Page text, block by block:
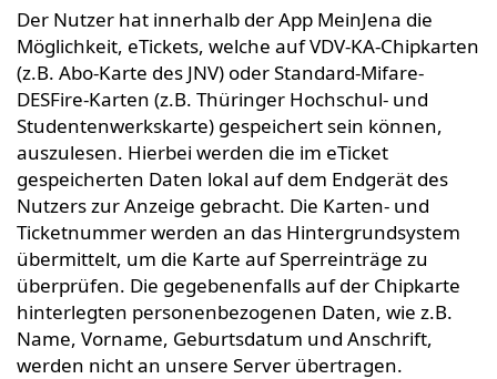
Der Nutzer hat innerhalb der App MeinJena die
Möglichkeit, eTickets, welche auf VDV-KA-Chipkarten
(z.B. Abo-Karte des JNV) oder Standard-Mifare-
DESFire-Karten (z.B. Thüringer Hochschul- und
Studentenwerkskarte) gespeichert sein können,
auszulesen. Hierbei werden die im eTicket
gespeicherten Daten lokal auf dem Endgerät des
Nutzers zur Anzeige gebracht. Die Karten- und
Ticketnummer werden an das Hintergrundsystem
übermittelt, um die Karte auf Sperreinträge zu
überprüfen. Die gegebenenfalls auf der Chipkarte
hinterlegten personenbezogenen Daten, wie z.B.
Name, Vorname, Geburtsdatum und Anschrift,
werden nicht an unsere Server übertragen.